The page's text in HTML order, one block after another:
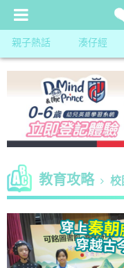
親子熱話 湊仔經
教育攻略 校